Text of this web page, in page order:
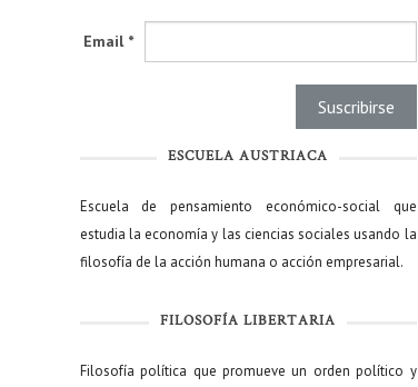
Email *
ESCUELA AUSTRIACA
Escuela de pensamiento económico-social que
estudia la economía y las ciencias sociales usando la
filosofía de la acción humana o acción empresarial.
FILOSOFÍA LIBERTARIA
Filosofía política que promueve un orden político y